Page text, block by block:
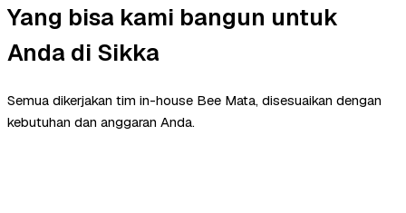
Yang bisa kami bangun untuk
Anda di Sikka
Semua dikerjakan tim in-house Bee Mata, disesuaikan dengan
kebutuhan dan anggaran Anda.